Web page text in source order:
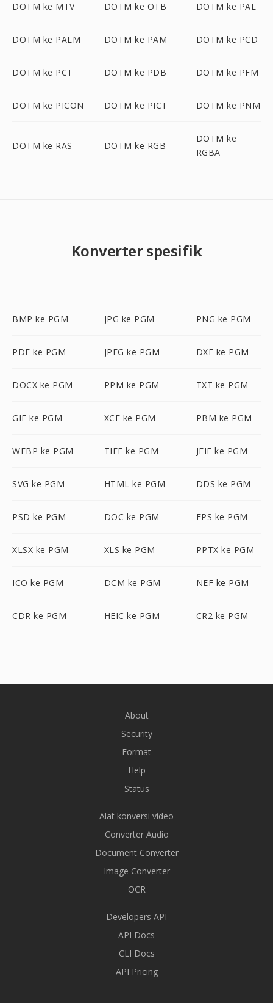
DOTM ke MTV DOTM ke OTB DOTM ke PAL
DOTM ke PALM DOTM ke PAM DOTM ke PCD
DOTM ke PCT DOTM ke PDB DOTM ke PFM
DOTM ke PICON DOTM ke PICT DOTM ke PNM
DOTM ke RAS DOTM ke RGB
DOTM ke
RGBA
Konverter spesifik
BMP ke PGM JPG ke PGM PNG ke PGM
PDF ke PGM JPEG ke PGM DXF ke PGM
DOCX ke PGM PPM ke PGM TXT ke PGM
GIF ke PGM XCF ke PGM PBM ke PGM
WEBP ke PGM TIFF ke PGM JFIF ke PGM
SVG ke PGM HTML ke PGM DDS ke PGM
PSD ke PGM DOC ke PGM EPS ke PGM
XLSX ke PGM XLS ke PGM PPTX ke PGM
ICO ke PGM DCM ke PGM NEF ke PGM
CDR ke PGM HEIC ke PGM CR2 ke PGM
About
Security
Format
Help
Status
Alat konversi video
Converter Audio
Document Converter
Image Converter
OCR
Developers API
API Docs
CLI Docs
API Pricing